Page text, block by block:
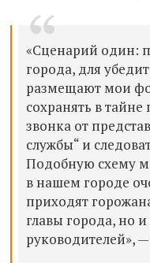
«Сценарий один:
города, для
размещают мои
сохранять в
звонка от
службы“ и
Подобную схему
в нашем городе
приходят
главы города, но
руководителей»,